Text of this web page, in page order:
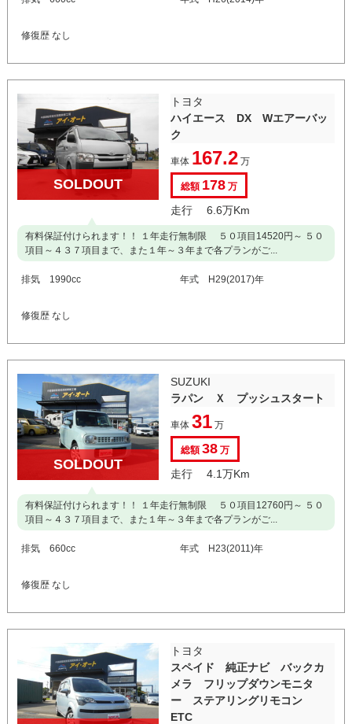
修復歴 なし
SOLDOUT
トヨタ
ハイエース DX Wエアーバッ
ク
車体 167.2万
総額 178万
走行 6.6万Km
有料保証付けられます！！ １年走行無制限 ５０項目14520円～ ５０
項目～４３７項目まで、また１年～３年まで各プランがご...
排気 1990cc 年式 H29(2017)年
修復歴 なし
SOLDOUT
SUZUKI
ラパン Ｘ プッシュスタート
車体 31万
総額38万
走行 4.1万Km
有料保証付けられます！！ １年走行無制限 ５０項目12760円～ ５０
項目～４３７項目まで、また１年～３年まで各プランがご...
排気 660cc 年式 H23(2011)年
修復歴 なし
トヨタ
スペイド 純正ナビ バックカ
メラ フリップダウンモニタ
ー ステアリングリモコン
ETC